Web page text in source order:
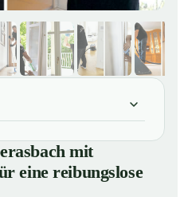
mit Abnahmegarantie –
mit
eine reibungslose